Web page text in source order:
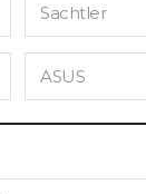
Sachtler
ASUS